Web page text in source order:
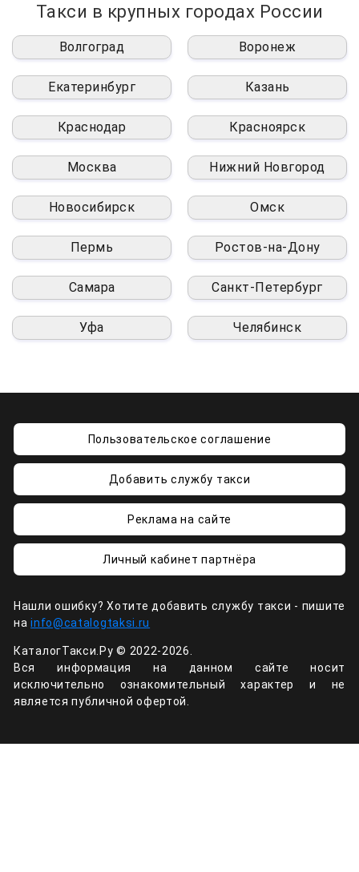
Такси в крупных городах России
Волгоград Воронеж
Екатеринбург Казань
Краснодар Красноярск
Москва Нижний Новгород
Новосибирск Омск
Пермь Ростов-на-Дону
Самара Санкт-Петербург
Уфа Челябинск
Пользовательское соглашение
Добавить службу такси
Реклама на сайте
Личный кабинет партнёра
Нашли ошибку? Хотите добавить службу такси - пишите
наinfo@catalogtaksi.ru
КаталогТакси.Ру © 2022-2026.
Вся информация на данном сайте носит
исключительно ознакомительный характер и не
является публичной офертой.